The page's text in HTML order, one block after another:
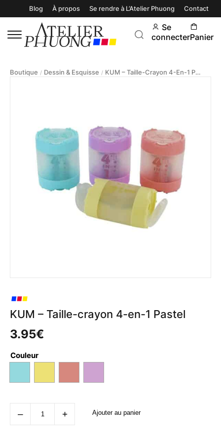
Blog À propos Se rendre à L’Atelier Phuong Contact
Se
connecterPanier
Boutique / Dessin & Esquisse / KUM – Taille-Crayon 4-En-1 Pastel
KUM – Taille-crayon 4-en-1 Pastel
3.95€
Couleur
‒
quantité
de
+ Ajouter au panier